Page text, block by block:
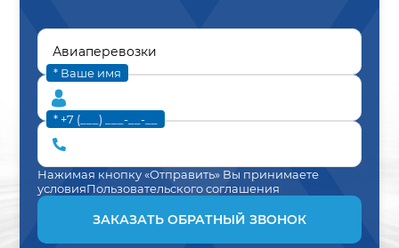
* Ваше имя
* +7 (___) ___-__-__
Нажимая кнопку «Отправить» Вы принимаете
условияПользовательского соглашения
ЗАКАЗАТЬ ОБРАТНЫЙ ЗВОНОК